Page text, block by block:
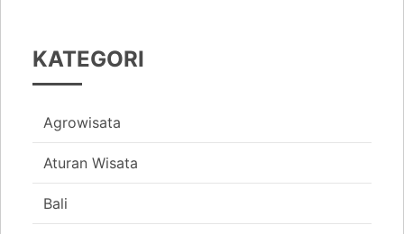
KATEGORI
Agrowisata
Aturan Wisata
Bali